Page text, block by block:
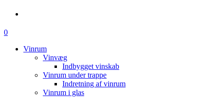
0
Vinrum
Vinvæg
Indbygget vinskab
Vinrum under trappe
Indretning af vinrum
Vinrum i glas